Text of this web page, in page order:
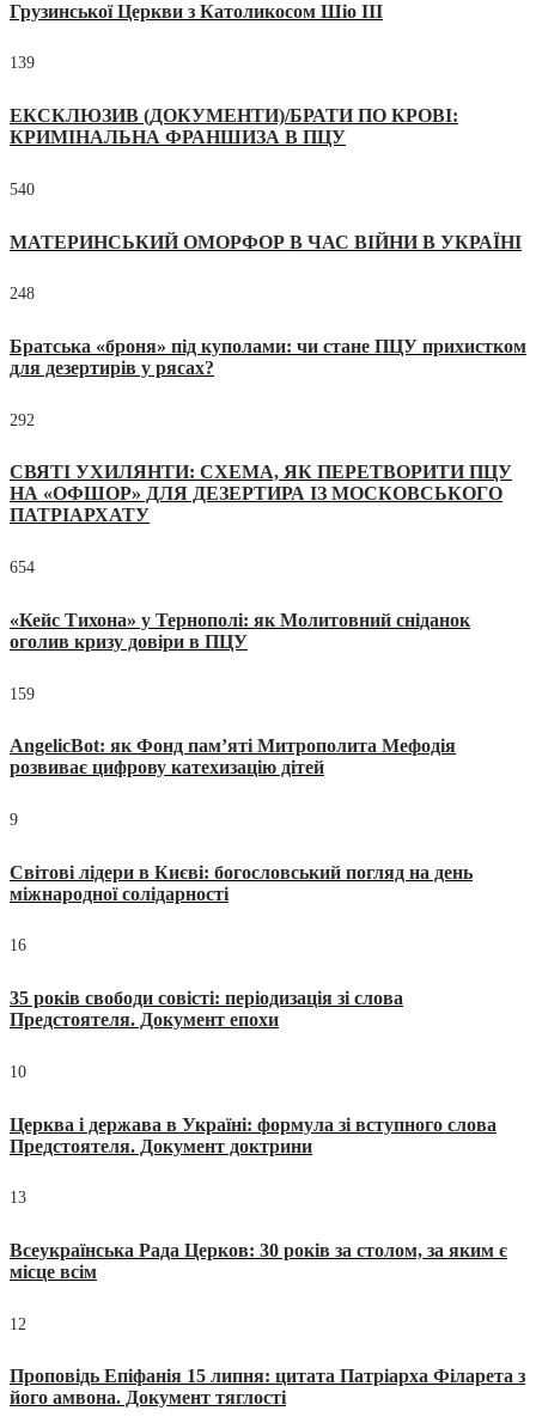
Грузинської Церкви з Католикосом Шіо III
139
ЕКСКЛЮЗИВ (ДОКУМЕНТИ)/БРАТИ ПО КРОВІ:
КРИМІНАЛЬНА ФРАНШИЗА В ПЦУ
540
МАТЕРИНСЬКИЙ ОМОРФОР В ЧАС ВІЙНИ В УКРАЇНІ
248
Братська «броня» під куполами: чи стане ПЦУ прихистком
для дезертирів у рясах?
292
СВЯТІ УХИЛЯНТИ: СХЕМА, ЯК ПЕРЕТВОРИТИ ПЦУ
НА «ОФШОР» ДЛЯ ДЕЗЕРТИРА ІЗ МОСКОВСЬКОГО
ПАТРІАРХАТУ
654
«Кейс Тихона» у Тернополі: як Молитовний сніданок
оголив кризу довіри в ПЦУ
159
AngelicBot: як Фонд пам’яті Митрополита Мефодія
розвиває цифрову катехизацію дітей
9
Світові лідери в Києві: богословський погляд на день
міжнародної солідарності
16
35 років свободи совісті: періодизація зі слова
Предстоятеля. Документ епохи
10
Церква і держава в Україні: формула зі вступного слова
Предстоятеля. Документ доктрини
13
Всеукраїнська Рада Церков: 30 років за столом, за яким є
місце всім
12
Проповідь Епіфанія 15 липня: цитата Патріарха Філарета з
його амвона. Документ тяглості